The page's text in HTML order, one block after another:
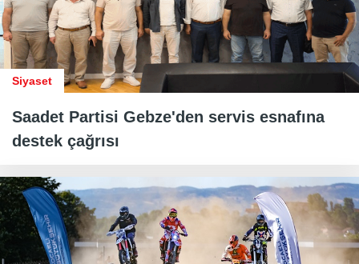
Siyaset
Saadet Partisi Gebze'den servis esnafına
destek çağrısı